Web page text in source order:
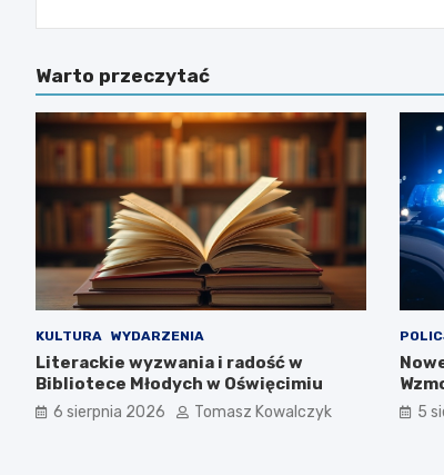
Warto przeczytać
KULTURA WYDARZENIA
Literackie wyzwania i radość w
Bibliotece Młodych w Oświęcimiu
6 sierpnia 2026 Tomasz Kowalczyk 5